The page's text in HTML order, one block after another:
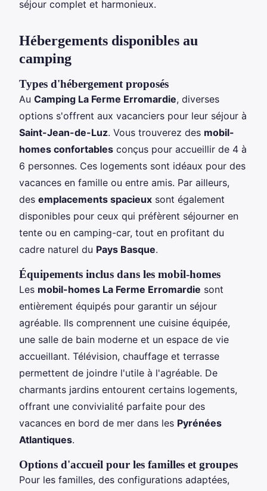
séjour complet et harmonieux.
Hébergements disponibles au
camping
Types d'hébergement proposés
Au Camping La Ferme Erromardie, diverses
options s'offrent aux vacanciers pour leur séjour à
Saint-Jean-de-Luz. Vous trouverez des mobil-
homes confortables conçus pour accueillir de 4 à
6 personnes. Ces logements sont idéaux pour des
vacances en famille ou entre amis. Par ailleurs,
des emplacements spacieux sont également
disponibles pour ceux qui préfèrent séjourner en
tente ou en camping-car, tout en profitant du
cadre naturel du Pays Basque.
Équipements inclus dans les mobil-homes
Les mobil-homes La Ferme Erromardie sont
entièrement équipés pour garantir un séjour
agréable. Ils comprennent une cuisine équipée,
une salle de bain moderne et un espace de vie
accueillant. Télévision, chauffage et terrasse
permettent de joindre l'utile à l'agréable. De
charmants jardins entourent certains logements,
offrant une convivialité parfaite pour des
vacances en bord de mer dans les Pyrénées
Atlantiques.
Options d'accueil pour les familles et groupes
Pour les familles, des configurations adaptées,